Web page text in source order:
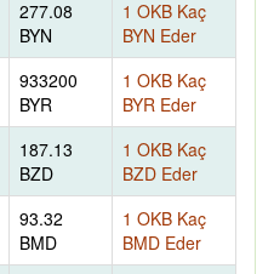
277.08
BYN
1 OKB Kaç
BYN Eder
933200
BYR
1 OKB Kaç
BYR Eder
187.13
BZD
1 OKB Kaç
BZD Eder
93.32
BMD
1 OKB Kaç
BMD Eder